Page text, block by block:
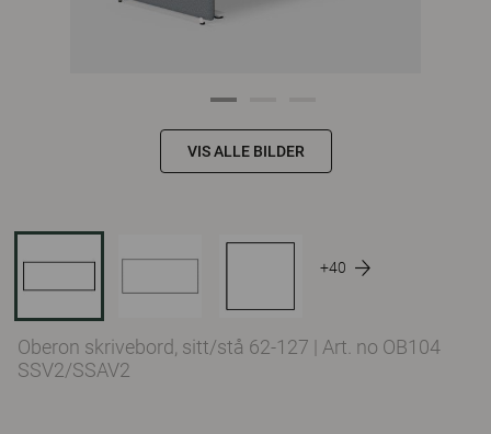
VIS ALLE BILDER
+40
Oberon skrivebord, sitt/stå 62-127 | Art. no OB104
SSV2/SSAV2